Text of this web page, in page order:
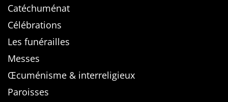
Catéchuménat
Célébrations
Les funérailles
Messes
Œcuménisme & interreligieux
Paroisses